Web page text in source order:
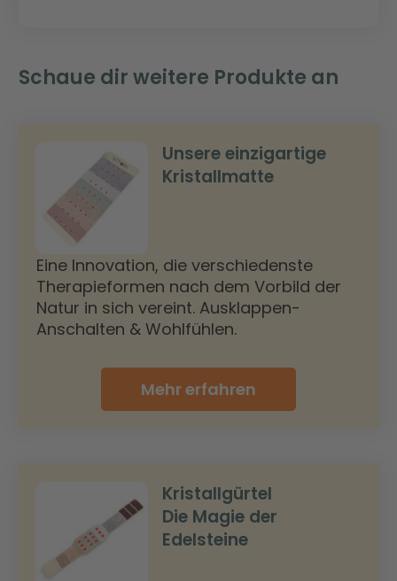
Schaue dir weitere Produkte an
Unsere einzigartige
Kristallmatte
Eine Innovation, die verschiedenste
Therapieformen nach dem Vorbild der
Natur in sich vereint. Ausklappen-
Anschalten & Wohlfühlen.
Mehr erfahren
Kristallgürtel
Die Magie der
Edelsteine